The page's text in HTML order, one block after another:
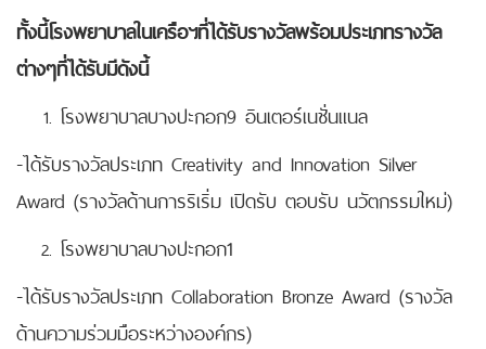
ทั้งนี้โรงพยาบาลในเครือฯที่ได้รับรางวัลพร้อมประเภทรางวัล
ต่างๆที่ได้รับมีดังนี้
โรงพยาบาลบางปะกอก9 อินเตอร์เนชั่นแนล
-ได้รับรางวัลประเภท Creativity and Innovation Silver
Award (รางวัลด้านการริเริ่ม เปิดรับ ตอบรับ นวัตกรรมใหม่)
โรงพยาบาลบางปะกอก1
-ได้รับรางวัลประเภท Collaboration Bronze Award (รางวัล
ด้านความร่วมมือระหว่างองค์กร)